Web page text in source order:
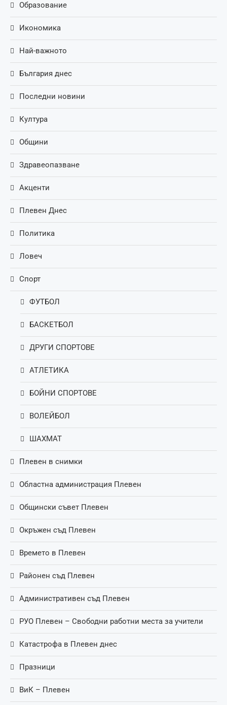
Образование
Икономика
Най-важното
България днес
Последни новини
Култура
Общини
Здравеопазване
Акценти
Плевен Днес
Политика
Ловеч
Спорт
ФУТБОЛ
БАСКЕТБОЛ
ДРУГИ СПОРТОВЕ
АТЛЕТИКА
БОЙНИ СПОРТОВЕ
ВОЛЕЙБОЛ
ШАХМАТ
Плевен в снимки
Областна администрация Плевен
Общински съвет Плевен
Окръжен съд Плевен
Времето в Плевен
Районен съд Плевен
Административен съд Плевен
РУО Плевен – Свободни работни места за учители
Катастрофа в Плевен днес
Празници
ВиК – Плевен